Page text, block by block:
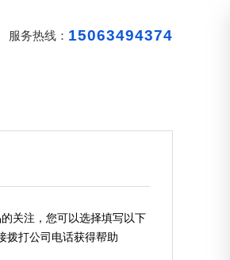
服务热线： 15063494374
关注，您可以选择填写以下
拨打公司电话获得帮助